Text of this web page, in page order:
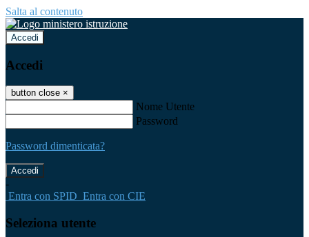
Salta al contenuto
Accedi
Accedi
button close ×
Nome Utente
Password
Password dimenticata?
-
Entra con SPID Entra con CIE
Seleziona utente